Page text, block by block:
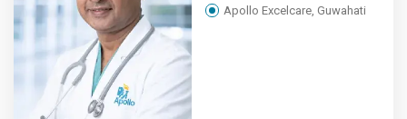
Apollo Excelcare, Guwahati